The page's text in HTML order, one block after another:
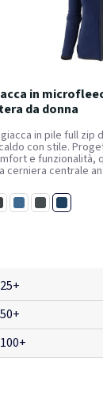
in
da donna
giacca in pile full zip
con stile.
e funzionalità,
cerniera centrale
sono dotate di
Blu Antracite
Navy
25+
50+
100+